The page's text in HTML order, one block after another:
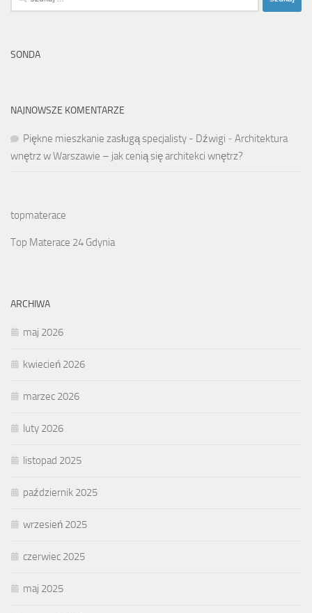
SONDA
NAJNOWSZE KOMENTARZE
Piękne mieszkanie zasługą specjalisty - Dźwigi - Architektura
wnętrz w Warszawie – jak cenią się architekci wnętrz?
topmaterace
Top Materace 24 Gdynia
ARCHIWA
maj 2026
kwiecień 2026
marzec 2026
luty 2026
listopad 2025
październik 2025
wrzesień 2025
czerwiec 2025
maj 2025